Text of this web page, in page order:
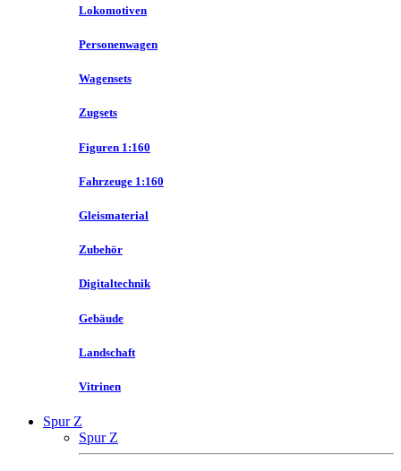
Lokomotiven
Personenwagen
Wagensets
Zugsets
Figuren 1:160
Fahrzeuge 1:160
Gleismaterial
Zubehör
Digitaltechnik
Gebäude
Landschaft
Vitrinen
Spur Z
Spur Z